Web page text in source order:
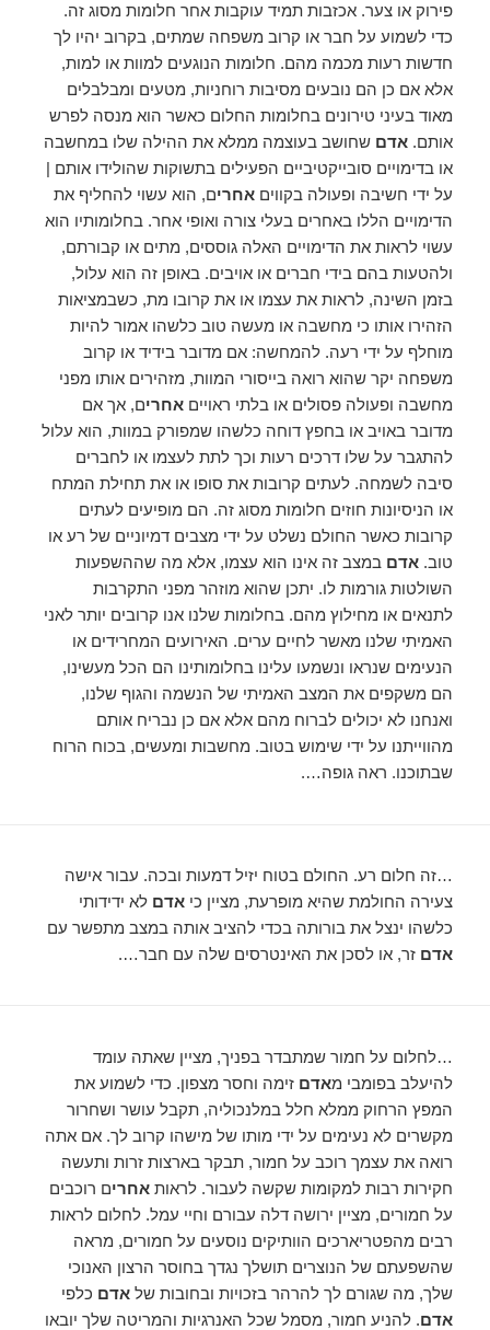
פירוק או צער. אכזבות תמיד עוקבות אחר חלומות מסוג זה.
כדי לשמוע על חבר או קרוב משפחה שמתים, בקרוב יהיו לך
חדשות רעות מכמה מהם. חלומות הנוגעים למוות או למות,
אלא אם כן הם נובעים מסיבות רוחניות, מטעים ומבלבלים
מאוד בעיני טירונים בחלומות החלום כאשר הוא מנסה לפרש
אותם.אדם שחושב בעוצמה ממלא את ההילה שלו במחשבה
או בדימויים סובייקטיביים הפעילים בתשוקות שהולידו אותם |
על ידי חשיבה ופעולה בקוויםאחרים, הוא עשוי להחליף את
הדימויים הללו באחרים בעלי צורה ואופי אחר. בחלומותיו הוא
עשוי לראות את הדימויים האלה גוססים, מתים או קבורתם,
ולהטעות בהם בידי חברים או אויבים. באופן זה הוא עלול,
בזמן השינה, לראות את עצמו או את קרובו מת, כשבמציאות
הזהירו אותו כי מחשבה או מעשה טוב כלשהו אמור להיות
מוחלף על ידי רעה. להמחשה: אם מדובר בידיד או קרוב
משפחה יקר שהוא רואה בייסורי המוות, מזהירים אותו מפני
מחשבה ופעולה פסולים או בלתי ראוייםאחרים, אך אם
מדובר באויב או בחפץ דוחה כלשהו שמפורק במוות, הוא עלול
להתגבר על שלו דרכים רעות וכך לתת לעצמו או לחברים
סיבה לשמחה. לעתים קרובות את סופו או את תחילת המתח
או הניסיונות חוזים חלומות מסוג זה. הם מופיעים לעתים
קרובות כאשר החולם נשלט על ידי מצבים דמיוניים של רע או
טוב.אדם במצב זה אינו הוא עצמו, אלא מה שההשפעות
השולטות גורמות לו. יתכן שהוא מוזהר מפני התקרבות
לתנאים או מחילוץ מהם. בחלומות שלנו אנו קרובים יותר לאני
האמיתי שלנו מאשר לחיים ערים. האירועים המחרידים או
הנעימים שנראו ונשמעו עלינו בחלומותינו הם הכל מעשינו,
הם משקפים את המצב האמיתי של הנשמה והגוף שלנו,
ואנחנו לא יכולים לברוח מהם אלא אם כן נבריח אותם
מהווייתנו על ידי שימוש בטוב. מחשבות ומעשים, בכוח הרוח
שבתוכנו. ראה גופה….
…זה חלום רע. החולם בטוח יזיל דמעות ובכה. עבור אישה
צעירה החולמת שהיא מופרעת, מציין כיאדם לא ידידותי
כלשהו ינצל את בורותה בכדי להציב אותה במצב מתפשר עם
אדם זר, או לסכן את האינטרסים שלה עם חבר….
…לחלום על חמור שמתבדר בפניך, מציין שאתה עומד
להיעלב בפומבי מאדם זימה וחסר מצפון. כדי לשמוע את
המפץ הרחוק ממלא חלל במלנכוליה, תקבל עושר ושחרור
מקשרים לא נעימים על ידי מותו של מישהו קרוב לך. אם אתה
רואה את עצמך רוכב על חמור, תבקר בארצות זרות ותעשה
חקירות רבות למקומות שקשה לעבור. לראותאחרים רוכבים
על חמורים, מציין ירושה דלה עבורם וחיי עמל. לחלום לראות
רבים מהפטריארכים הוותיקים נוסעים על חמורים, מראה
שהשפעתם של הנוצרים תושלך נגדך בחוסר הרצון האנוכי
שלך, מה שגורם לך להרהר בזכויות ובחובות שלאדם כלפי
אדם. להניע חמור, מסמל שכל האנרגיות והמריטה שלך יובאו